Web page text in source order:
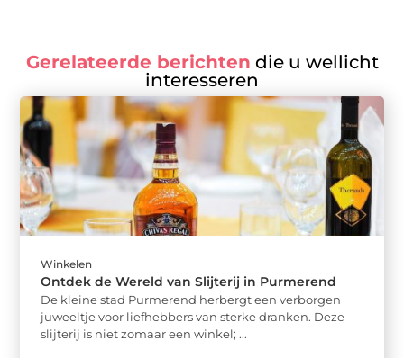
Gerelateerde berichten die u wellicht
interesseren
Winkelen
Ontdek de Wereld van Slijterij in Purmerend
De kleine stad Purmerend herbergt een verborgen
juweeltje voor liefhebbers van sterke dranken. Deze
slijterij is niet zomaar een winkel; ...